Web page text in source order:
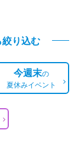
り込む
今週末の
夏休みイベント